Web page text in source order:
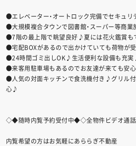
●エレベーター・オートロック完備でセキュ
●大規模複合タウンで図書館・スーパー等商業
●7階の最上階で眺望良好♪夏には花火鑑賞も
●宅配BOXがあるので出かけていても荷物が
●24時間ゴミ出しOK♪生活便利な設備も充
●来客用駐車場もあるのでお友達が来ても安
●人気の対面キッチンで食洗機付き♪グリル
心♪
◇◆随時内覧予約受付中◆◇全物件ビデオ通
内覧希望の方はお気軽にあららぎ不動産